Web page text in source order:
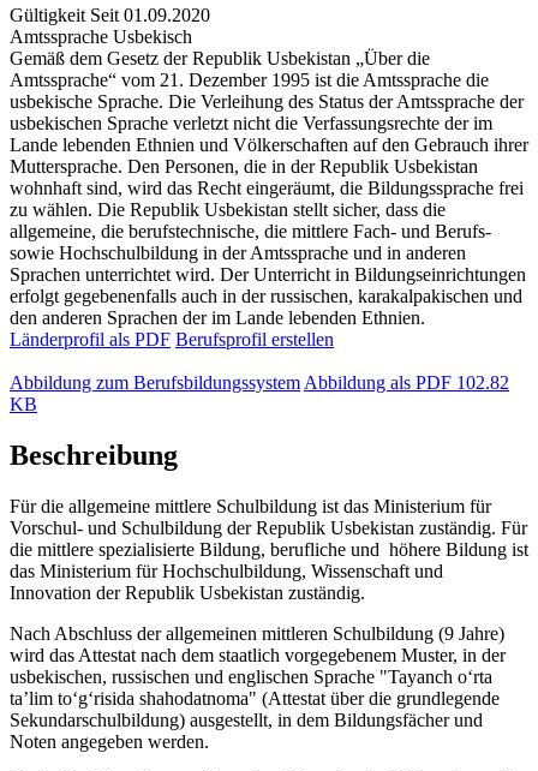
Gültigkeit Seit 01.09.2020
Amtssprache Usbekisch
Gemäß dem Gesetz der Republik Usbekistan „Über die
Amtssprache“ vom 21. Dezember 1995 ist die Amtssprache die
usbekische Sprache. Die Verleihung des Status der Amtssprache der
usbekischen Sprache verletzt nicht die Verfassungsrechte der im
Lande lebenden Ethnien und Völkerschaften auf den Gebrauch ihrer
Muttersprache. Den Personen, die in der Republik Usbekistan
wohnhaft sind, wird das Recht eingeräumt, die Bildungssprache frei
zu wählen. Die Republik Usbekistan stellt sicher, dass die
allgemeine, die berufstechnische, die mittlere Fach- und Berufs-
sowie Hochschulbildung in der Amtssprache und in anderen
Sprachen unterrichtet wird. Der Unterricht in Bildungseinrichtungen
erfolgt gegebenenfalls auch in der russischen, karakalpakischen und
den anderen Sprachen der im Lande lebenden Ethnien.
Länderprofil als PDF Berufsprofil erstellen
Abbildung zum Berufsbildungssystem Abbildung als PDF 102.82
KB
Beschreibung
Für die allgemeine mittlere Schulbildung ist das Ministerium für
Vorschul- und Schulbildung der Republik Usbekistan zuständig. Für
die mittlere spezialisierte Bildung, berufliche und höhere Bildung ist
das Ministerium für Hochschulbildung, Wissenschaft und
Innovation der Republik Usbekistan zuständig.
Nach Abschluss der allgemeinen mittleren Schulbildung (9 Jahre)
wird das Attestat nach dem staatlich vorgegebenem Muster, in der
usbekischen, russischen und englischen Sprache "Tayanch o‘rta
ta’lim to‘g‘risida shahodatnoma" (Attestat über die grundlegende
Sekundarschulbildung) ausgestellt, in dem Bildungsfächer und
Noten angegeben werden.